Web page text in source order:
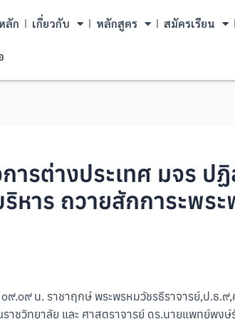
ลัก เกี่ยวกับ หลักสูตร สมัครเรียน
ารต่างประเทศ มจร ป
หาร ถวายสักการะพร
.๐๙ น. ราชาฤกษ์ พระพรหมวัชรธีราจารย์,ป.ธ.
าชวิทยาลัย และ ศาสตราจารย์ ดร.นายแพทย์พ